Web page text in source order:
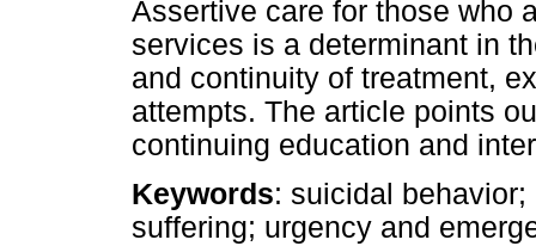
Assertive care for those who
services is a determinant in
and continuity of treatment,
attempts. The article points
continuing education and
Keywords: suicidal
suffering; urgency and